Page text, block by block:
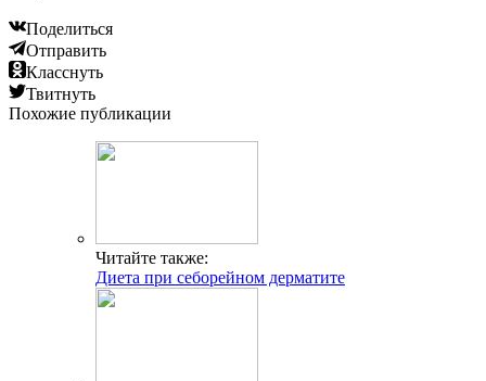
Поделиться
Отправить
Класснуть
Твитнуть
Похожие публикации
Читайте также:
Диета при себорейном дерматите